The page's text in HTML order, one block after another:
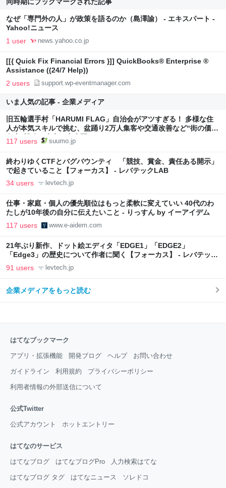
同時期にブックマークされた記事
なぜ「専門外の人」が政策を語るのか（島澤諭） - エキスパート -
Yahoo!ニュース
1 user news.yahoo.co.jp
[[{ Quick Fix Financial Errors }]] QuickBooks® Enterprise ®
Assistance ((24/7 Help))
2 users support.wp-eventmanager.com
いま人気の記事 - 企業メディア
旧五輪選手村「HARUMI FLAG」自治会がアツすぎる！ 多様な住
人が本気スキルで挑む、盆踊り2万人集客や交通改善など“街の価値
向上”戦略 東京・中央区
117 users suumo.jp
終わりゆくCTFとバグバウンティ 「競技、賞金、責任ある開示」
で起きていること【フォーカス】 - レバテックLAB
34 users levtech.jp
仕事・家庭・個人の優先順位はもっと柔軟に変えていい 40代のわ
たしが10年後の自分に伝えたいこと - りっすん by イーアイデム
117 users www.e-aidem.com
21年ぶり新作、ドット絵エディタ「EDGE1」「EDGE2」
「Edge3」の歴史について作者に聞く【フォーカス】 - レバテック
LAB
91 users levtech.jp
企業メディアをもっと読む
はてなブックマーク
アプリ・拡張機能 開発ブログ ヘルプ お問い合わせ
ガイドライン 利用規約 プライバシーポリシー
利用者情報の外部送信について
公式Twitter
公式アカウント ホットエントリー
はてなのサービス
はてなブログ はてなブログPro 人力検索はてな
はてなブログ タグ はてなニュース ソレドコ